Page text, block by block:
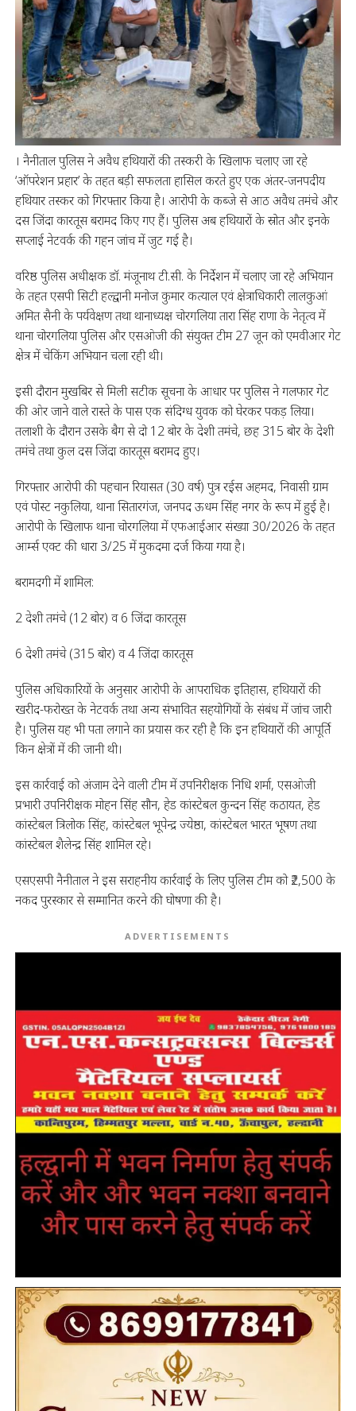
। नैनीताल पुलिस ने अवैध हथियारों की तस्करी के खिलाफ चलाए जा रहे
‘ऑपरेशन प्रहार’ के तहत बड़ी सफलता हासिल करते हुए एक अंतर-जनपदीय
हथियार तस्कर को गिरफ्तार किया है। आरोपी के कब्जे से आठ अवैध तमंचे और
दस जिंदा कारतूस बरामद किए गए हैं। पुलिस अब हथियारों के स्रोत और इनके
सप्लाई नेटवर्क की गहन जांच में जुट गई है।
वरिष्ठ पुलिस अधीक्षक डॉ. मंजूनाथ टी.सी. के निर्देशन में चलाए जा रहे अभियान
के तहत एसपी सिटी हल्द्वानी मनोज कुमार कत्याल एवं क्षेत्राधिकारी लालकुआं
अमित सैनी के पर्यवेक्षण तथा थानाध्यक्ष चोरगलिया तारा सिंह राणा के नेतृत्व में
थाना चोरगलिया पुलिस और एसओजी की संयुक्त टीम 27 जून को एमवीआर गेट
क्षेत्र में चेकिंग अभियान चला रही थी।
इसी दौरान मुखबिर से मिली सटीक सूचना के आधार पर पुलिस ने गलफार गेट
की ओर जाने वाले रास्ते के पास एक संदिग्ध युवक को घेरकर पकड़ लिया।
तलाशी के दौरान उसके बैग से दो 12 बोर के देशी तमंचे, छह 315 बोर के देशी
तमंचे तथा कुल दस जिंदा कारतूस बरामद हुए।
गिरफ्तार आरोपी की पहचान रियासत (30 वर्ष) पुत्र रईस अहमद, निवासी ग्राम
एवं पोस्ट नकुलिया, थाना सितारगंज, जनपद ऊधम सिंह नगर के रूप में हुई है।
आरोपी के खिलाफ थाना चोरगलिया में एफआईआर संख्या 30/2026 के तहत
आर्म्स एक्ट की धारा 3/25 में मुकदमा दर्ज किया गया है।
बरामदगी में शामिल:
2 देशी तमंचे (12 बोर) व 6 जिंदा कारतूस
6 देशी तमंचे (315 बोर) व 4 जिंदा कारतूस
पुलिस अधिकारियों के अनुसार आरोपी के आपराधिक इतिहास, हथियारों की
खरीद-फरोख्त के नेटवर्क तथा अन्य संभावित सहयोगियों के संबंध में जांच जारी
है। पुलिस यह भी पता लगाने का प्रयास कर रही है कि इन हथियारों की आपूर्ति
किन क्षेत्रों में की जानी थी।
इस कार्रवाई को अंजाम देने वाली टीम में उपनिरीक्षक निधि शर्मा, एसओजी
प्रभारी उपनिरीक्षक मोहन सिंह सौन, हेड कांस्टेबल कुन्दन सिंह कठायत, हेड
कांस्टेबल त्रिलोक सिंह, कांस्टेबल भूपेन्द्र ज्येष्ठा, कांस्टेबल भारत भूषण तथा
कांस्टेबल शैलेन्द्र सिंह शामिल रहे।
एसएसपी नैनीताल ने इस सराहनीय कार्रवाई के लिए पुलिस टीम को ₹2,500 के
नकद पुरस्कार से सम्मानित करने की घोषणा की है।
ADVERTISEMENTS